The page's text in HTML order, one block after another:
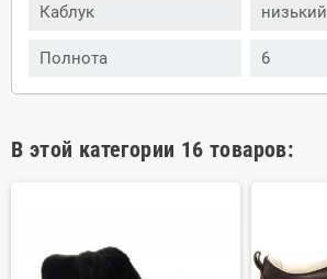
Каблук низький
Полнота 6
В этой категории 16 товаров: